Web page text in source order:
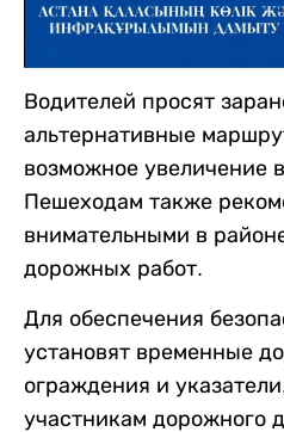
Водителей просят
альтернативные
возможное увеличение
Пешеходам также
внимательными в
дорожных работ.
Для обеспечения
установят временные
ограждения и
участникам дорожного